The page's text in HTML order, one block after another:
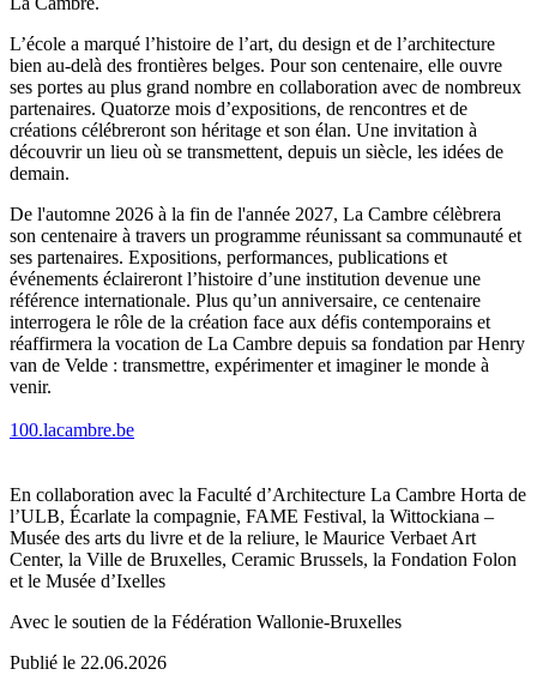
L’école a marqué l’histoire de l’art, du design et de l’architecture
bien au-delà des frontières belges. Pour son centenaire, elle ouvre
ses portes au plus grand nombre en collaboration avec de nombreux
partenaires. Quatorze mois d’expositions, de rencontres et de
créations célébreront son héritage et son élan. Une invitation à
découvrir un lieu où se transmettent, depuis un siècle, les idées de
demain.
De l'automne 2026 à la fin de l'année 2027, La Cambre célèbrera
son centenaire à travers un programme réunissant sa communauté et
ses partenaires. Expositions, performances, publications et
événements éclaireront l’histoire d’une institution devenue une
référence internationale. Plus qu’un anniversaire, ce centenaire
interrogera le rôle de la création face aux défis contemporains et
réaffirmera la vocation de La Cambre depuis sa fondation par Henry
van de Velde : transmettre, expérimenter et imaginer le monde à
venir.
100.lacambre.be
En collaboration avec la Faculté d’Architecture La Cambre Horta de
l’ULB, Écarlate la compagnie, FAME Festival, la Wittockiana –
Musée des arts du livre et de la reliure, le Maurice Verbaet Art
Center, la Ville de Bruxelles, Ceramic Brussels, la Fondation Folon
et le Musée d’Ixelles
Avec le soutien de la Fédération Wallonie-Bruxelles
Publié le 22.06.2026